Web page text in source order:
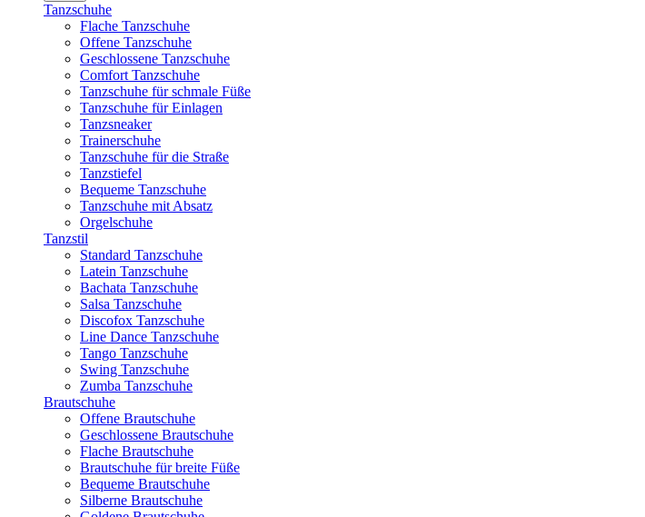
Tanzschuhe
Flache Tanzschuhe
Offene Tanzschuhe
Geschlossene Tanzschuhe
Comfort Tanzschuhe
Tanzschuhe für schmale Füße
Tanzschuhe für Einlagen
Tanzsneaker
Trainerschuhe
Tanzschuhe für die Straße
Tanzstiefel
Bequeme Tanzschuhe
Tanzschuhe mit Absatz
Orgelschuhe
Tanzstil
Standard Tanzschuhe
Latein Tanzschuhe
Bachata Tanzschuhe
Salsa Tanzschuhe
Discofox Tanzschuhe
Line Dance Tanzschuhe
Tango Tanzschuhe
Swing Tanzschuhe
Zumba Tanzschuhe
Brautschuhe
Offene Brautschuhe
Geschlossene Brautschuhe
Flache Brautschuhe
Brautschuhe für breite Füße
Bequeme Brautschuhe
Silberne Brautschuhe